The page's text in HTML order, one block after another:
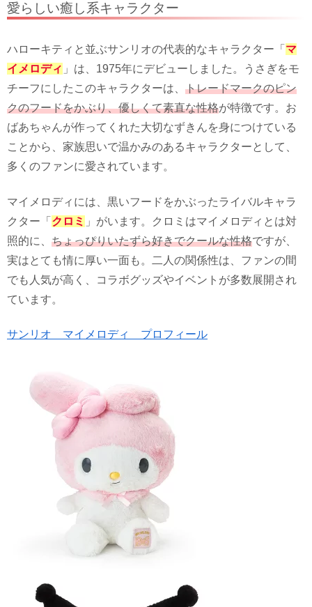
愛らしい癒し系キャラクター
ハローキティと並ぶサンリオの代表的なキャラクター「 マ
イメロディ 」は、1975年にデビューしました。うさぎをモ
チーフにしたこのキャラクターは、 トレードマークのピン
クのフードをかぶり、優しくて素直な性格が特徴です。お
ばあちゃんが作ってくれた大切なずきんを身につけている
ことから、家族思いで温かみのあるキャラクターとして、
多くのファンに愛されています。
マイメロディには、黒いフードをかぶったライバルキャラ
クター「 クロミ 」がいます。クロミはマイメロディとは対
照的に、 ちょっぴりいたずら好きでクールな性格ですが、
実はとても情に厚い一面も。二人の関係性は、ファンの間
でも人気が高く、コラボグッズやイベントが多数展開され
ています。
サンリオ マイメロディ プロフィール